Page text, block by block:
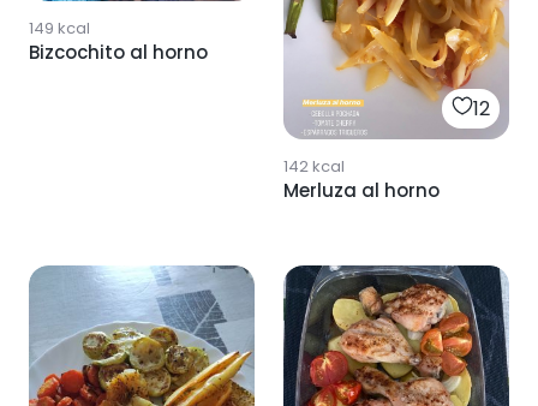
149 kcal
Bizcochito al horno
12
142kcal
Merluza al horno